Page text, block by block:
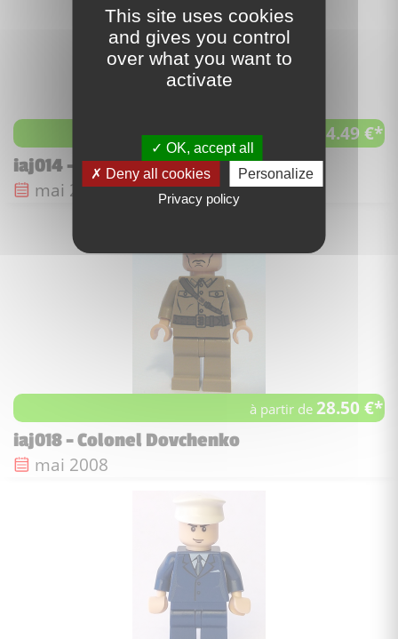
à partir de 4.49 €*
iaj014 - Irina Spalko
Date de sortie :
mai 2008
à partir de28.50 €*
iaj018 - Colonel Dovchenko
Date de sortie :
mai 2008
This site uses cookies
and gives you control
over what you want to
activate
OK, accept all
Deny all cookies
Personalize
Privacy policy